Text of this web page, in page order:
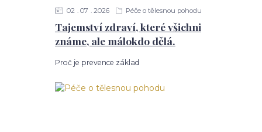
Tajemství zdraví, které všichni
známe, ale málokdo dělá.
02 07 2026 Péče o tělesnou pohodu
Proč je prevence základ